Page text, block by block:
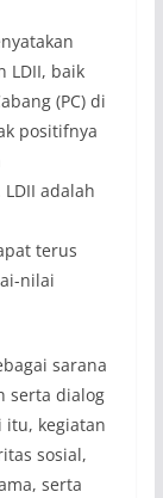
LDII, baik
(PC) di
positifnya
adalah
terus
nilai
sarana
serta dialog
itu, kegiatan
sosial,
serta